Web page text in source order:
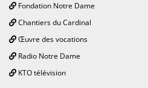
Fondation Notre Dame
Chantiers du Cardinal
Œuvre des vocations
Radio Notre Dame
KTO télévision